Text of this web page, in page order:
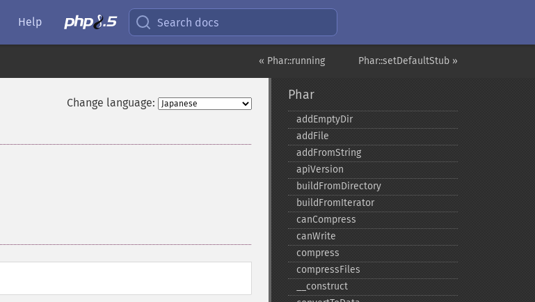
Help Search docs
Phar::setDefaultStub »
« Phar::running
Change language:
Phar
addEmptyDir
addFile
addFromString
apiVersion
buildFromDirectory
buildFromIterator
canCompress
canWrite
compress
compressFiles
_​_​construct